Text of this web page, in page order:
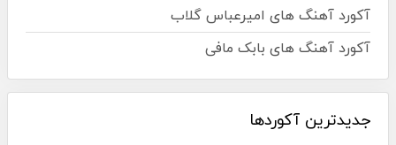
آکورد آهنگ های امیرعباس گلاب
آکورد آهنگ های بابک مافی
جدیدترین آکوردها